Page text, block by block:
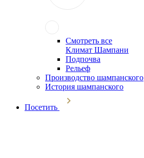
Смотреть все
Климат Шампани
Подпочва
Рельеф
Производство шампанского
История шампанского
Посетить